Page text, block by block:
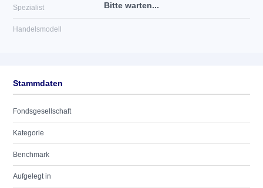
Bitte warten...
Spezialist
Handelsmodell
Stammdaten
Fondsgesellschaft
Kategorie
Benchmark
Aufgelegt in